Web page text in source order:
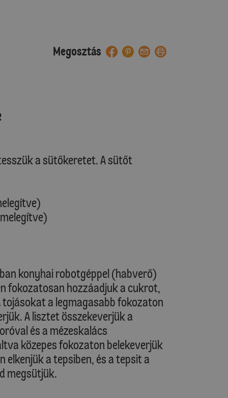
Megosztás
a sütőkeretet. A sütőt
konyhai robotgéppel (habverő)
fokozatosan hozzáadjuk a cukrot,
a legmagasabb fokozaton
A lisztet összekeverjük a
és a mézeskalács
közepes fokozaton belekeverjük
elkenjük a tepsiben, és a tepsit a
megsütjük.